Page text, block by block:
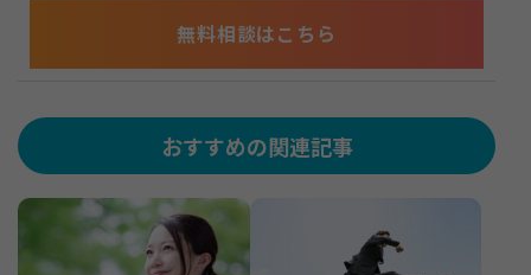
無料相談はこちら
おすすめの関連記事